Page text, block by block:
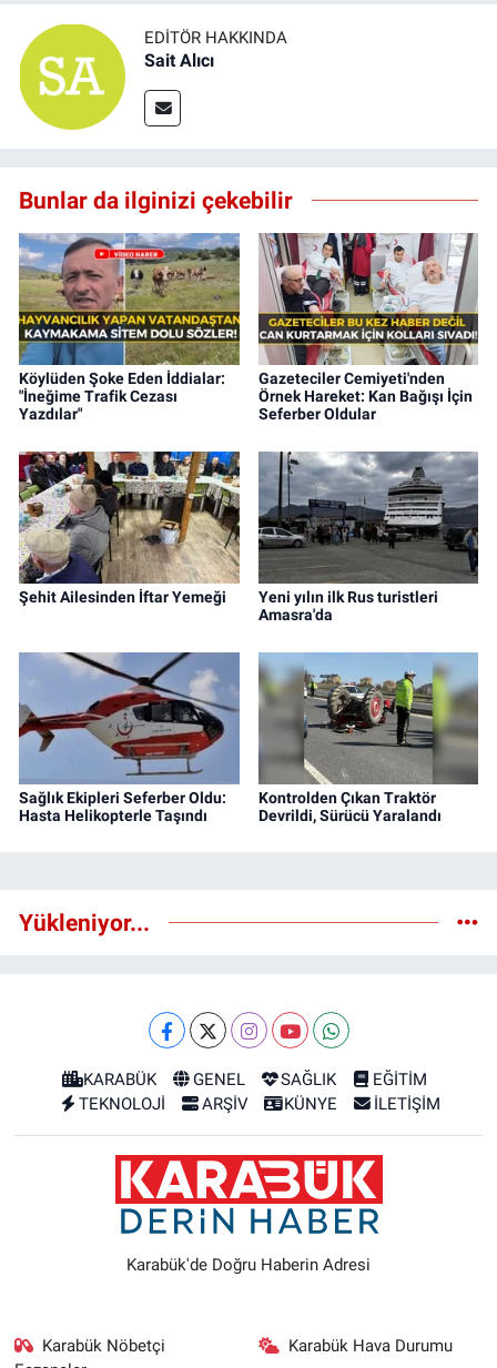
EDITÖR HAKKINDA
Sait Alıcı
Bunlar da ilginizi çekebilir
Köylüden Şoke Eden İddialar:
"İneğime Trafik Cezası
Yazdılar"
Gazeteciler Cemiyeti'nden
Örnek Hareket: Kan Bağışı İçin
Seferber Oldular
Şehit Ailesinden İftar Yemeği
Yeni yılın ilk Rus turistleri
Amasra'da
Sağlık Ekipleri Seferber Oldu:
Hasta Helikopterle Taşındı
Kontrolden Çıkan Traktör
Devrildi, Sürücü Yaralandı
Yükleniyor...
KARABÜK GENEL SAĞLIK
EĞİTİM
TEKNOLOJİ
ARŞİV KÜNYE İLETİŞİM
Karabük'de Doğru Haberin Adresi
Karabük Nöbetçi
Karabük Hava Durumu